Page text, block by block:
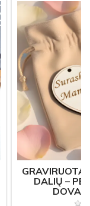
GRAVIRUOTA
DALIŲ –